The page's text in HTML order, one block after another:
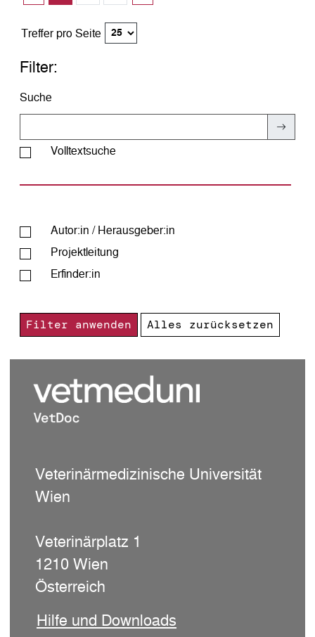
Treffer pro Seite
Filter:
Suche
Volltextsuche
Autor:in / Herausgeber:in
Projekt­leitung
Erfinder:in
Filter anwenden Alles zurücksetzen
Veterinärmedizinische Universität
Wien
Veterinärplatz 1
1210 Wien
Österreich
Hilfe und Downloads